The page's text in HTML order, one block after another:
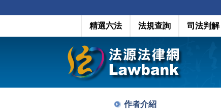
精選六法 法規查詢 司法判解
作者介紹